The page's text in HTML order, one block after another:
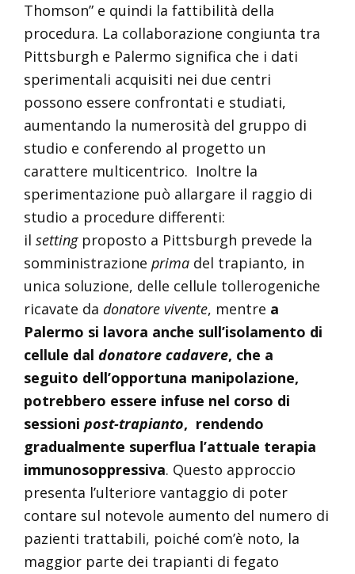
Thomson” e quindi la fattibilità della
procedura. La collaborazione congiunta tra
Pittsburgh e Palermo significa che i dati
sperimentali acquisiti nei due centri
possono essere confrontati e studiati,
aumentando la numerosità del gruppo di
studio e conferendo al progetto un
carattere multicentrico. Inoltre la
sperimentazione può allargare il raggio di
studio a procedure differenti:
il settingproposto a Pittsburgh prevede la
somministrazione primadel trapianto, in
unica soluzione, delle cellule tollerogeniche
ricavate da donatore vivente, mentre a
Palermo si lavora anche sull’isolamento di
cellule dal donatore cadavere, che a
seguito dell’opportuna manipolazione,
potrebbero essere infuse nel corso di
sessioni post-trapianto, rendendo
gradualmente superflua l’attuale terapia
immunosoppressiva. Questo approccio
presenta l’ulteriore vantaggio di poter
contare sul notevole aumento del numero di
pazienti trattabili, poiché com’è noto, la
maggior parte dei trapianti di fegato